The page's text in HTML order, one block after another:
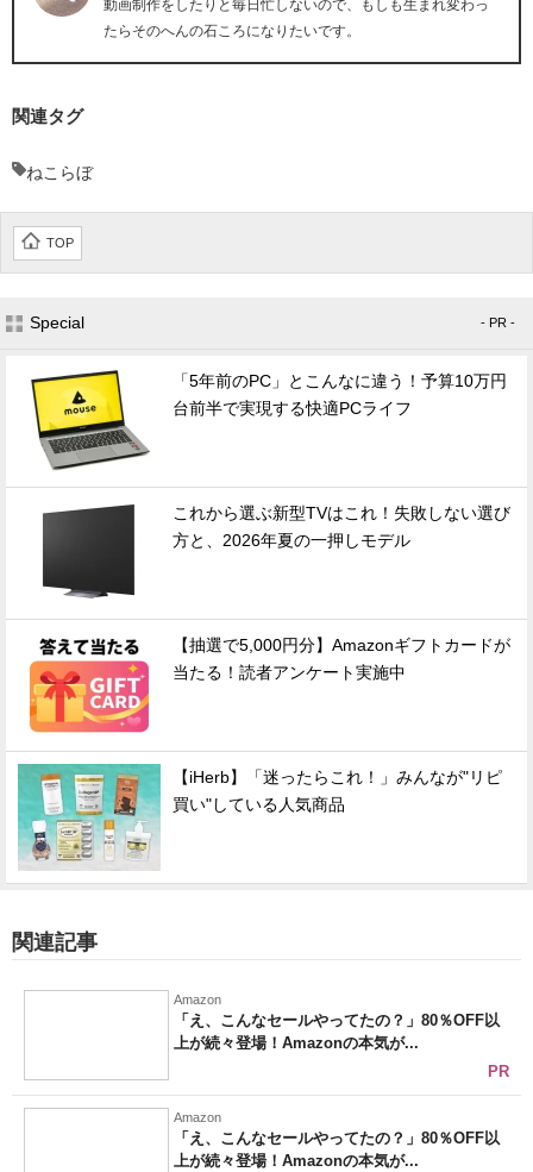
動画制作をしたりと毎日忙しないので、もしも生まれ変わっ
たらそのへんの石ころになりたいです。
関連タグ
ねこらぼ
TOP
Special - PR -
「5年前のPC」とこんなに違う！予算10万円
台前半で実現する快適PCライフ
これから選ぶ新型TVはこれ！失敗しない選び
方と、2026年夏の一押しモデル
【抽選で5,000円分】Amazonギフトカードが
当たる！読者アンケート実施中
【iHerb】「迷ったらこれ！」みんなが"リピ
買い"している人気商品
関連記事
Amazon
「え、こんなセールやってたの？」80％OFF以
上が続々登場！Amazonの本気が...
PR
Amazon
「え、こんなセールやってたの？」80％OFF以
上が続々登場！Amazonの本気が...